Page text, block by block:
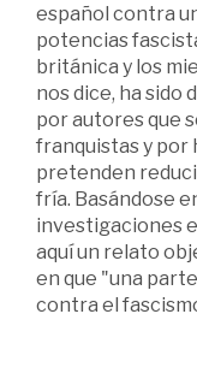
español contra
potencias
británica y los
nos dice, ha sido
por autores que
franquistas y
pretenden
fría. Basándose
investigaciones
aquí un relato
en que "una
contra el